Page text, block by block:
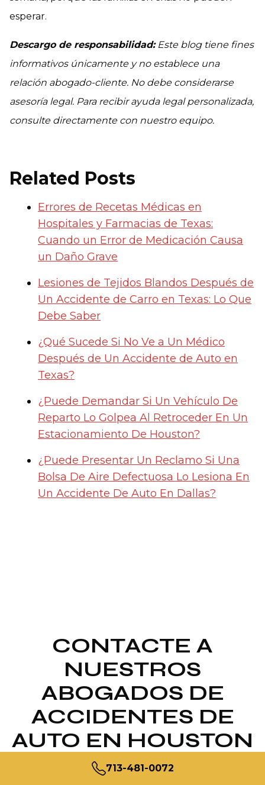
esperar.
Descargo de responsabilidad:Este blog tiene fines
informativos únicamente y no establece una
relación abogado-cliente. No debe considerarse
asesoría legal. Para recibir ayuda legal personalizada,
consulte directamente con nuestro equipo.
Related Posts
Errores de Recetas Médicas en
Hospitales y Farmacias de Texas:
Cuando un Error de Medicación Causa
un Daño Grave
Lesiones de Tejidos Blandos Después de
Un Accidente de Carro en Texas: Lo Que
Debe Saber
¿Qué Sucede Si No Ve a Un Médico
Después de Un Accidente de Auto en
Texas?
¿Puede Demandar Si Un Vehículo De
Reparto Lo Golpea Al Retroceder En Un
Estacionamiento De Houston?
¿Puede Presentar Un Reclamo Si Una
Bolsa De Aire Defectuosa Lo Lesiona En
Un Accidente De Auto En Dallas?
CONTACTE A
NUESTROS
ABOGADOS DE
ACCIDENTES DE
AUTO EN HOUSTON
713-481-0072